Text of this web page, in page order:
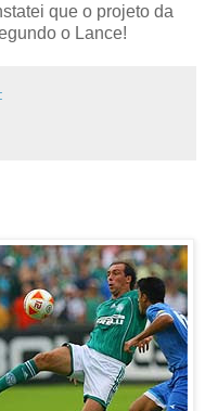
que o projeto da
o Lance!